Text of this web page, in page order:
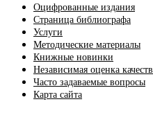
Оцифрованные издания
Страница библиографа
Услуги
Методические материалы
Книжные новинки
Независимая оценка
Часто задаваемые вопросы
Карта сайта